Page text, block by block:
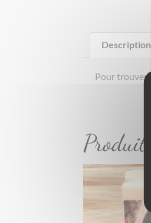
Description
Pour trouver